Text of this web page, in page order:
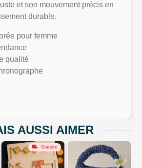
et son mouvement précis en
durable.
pour femme
qualité
AUSSI AIMER
Gratuite